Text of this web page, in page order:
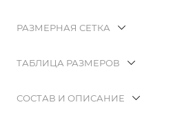
РАЗМЕРНАЯ СЕТКА
ТАБЛИЦА РАЗМЕРОВ
СОСТАВ И ОПИСАНИЕ